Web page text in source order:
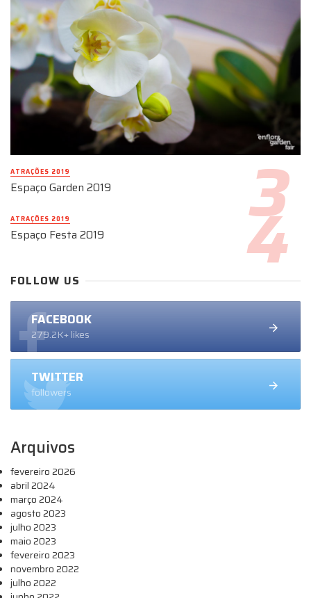
ATRAÇÕES 2019
Espaço Garden 2019
ATRAÇÕES 2019
Espaço Festa 2019
FOLLOW US
FACEBOOK
279.2K+ likes
TWITTER
followers
Arquivos
fevereiro 2026
abril 2024
março 2024
agosto 2023
julho 2023
maio 2023
fevereiro 2023
novembro 2022
julho 2022